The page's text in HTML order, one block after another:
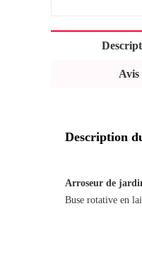
Avis
Description
Arroseur de
Buse rotative en